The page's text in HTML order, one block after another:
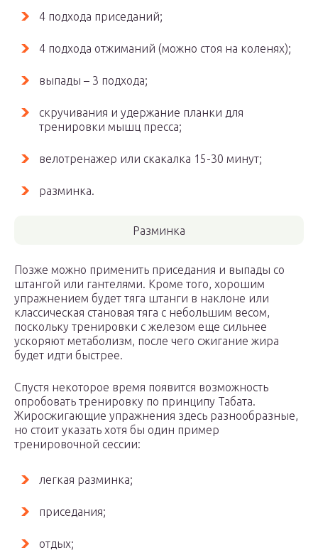
4 подхода приседаний;
4 подхода отжиманий (можно стоя на коленях);
выпады – 3 подхода;
скручивания и удержание планки для
тренировки мышц пресса;
велотренажер или скакалка 15-30 минут;
разминка.
Разминка
Позже можно применить приседания и выпады со
штангой или гантелями. Кроме того, хорошим
упражнением будет тяга штанги в наклоне или
классическая становая тяга с небольшим весом,
поскольку тренировки с железом еще сильнее
ускоряют метаболизм, после чего сжигание жира
будет идти быстрее.
Спустя некоторое время появится возможность
опробовать тренировку по принципу Табата.
Жиросжигающие упражнения здесь разнообразные,
но стоит указать хотя бы один пример
тренировочной сессии:
легкая разминка;
приседания;
отдых;